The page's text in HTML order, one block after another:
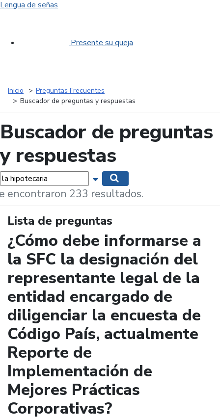
Lengua de señas
Presente su queja
Inicio
Preguntas Frecuentes
Buscador de preguntas y respuestas
Buscador de preguntas
y respuestas
Mostrar opciones de búsqueda
encontraron 233 resultados.
Lista de preguntas
¿Cómo debe informarse a
la SFC la designación del
representante legal de la
entidad encargado de
diligenciar la encuesta de
Código País, actualmente
Reporte de
Implementación de
Mejores Prácticas
Corporativas?